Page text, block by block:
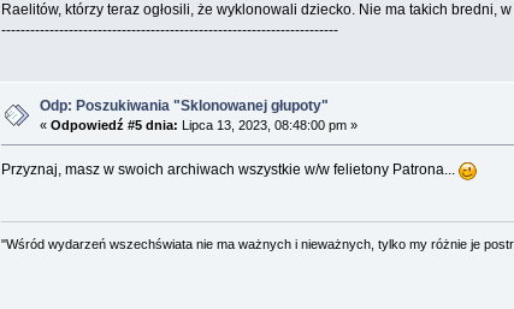
Raelitów, którzy teraz ogłosili, że wyklonowali dziecko. Nie ma takich bredni,
----------------------------------------------------------------------
Odp: Poszukiwania "Sklonowanej głupoty"
« Odpowiedź #5 dnia: Lipca 13, 2023, 08:48:00 pm »
Przyznaj, masz w swoich archiwach wszystkie w/w felietony Patrona...
"Wśród wydarzeń wszechświata nie ma ważnych i nieważnych, tylko my różnie je